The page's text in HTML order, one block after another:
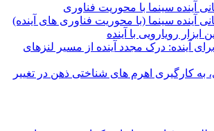
آینده سینما با محوریت فناوری
آینده سینما (با محوریت فناوری های آینده)
ابزار رویارویی با آینده
آینده: درک مجدد آینده از مسیر لنزهای
به کارگیری اهرم های شناختی ذهن در تغییر